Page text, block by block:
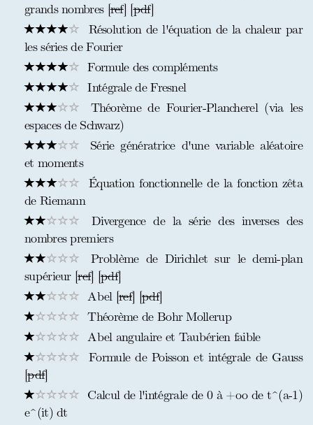
grands nombres [ref] [pdf]
Résolution de l'équation de la chaleur par
les séries de Fourier
Formule des compléments
Intégrale de Fresnel
Théorème de Fourier-Plancherel (via les
espaces de Schwarz)
Série génératrice d'une variable aléatoire
et moments
Équation fonctionnelle de la fonction zêta
de Riemann
Divergence de la série des inverses des
nombres premiers
Problème de Dirichlet sur le demi-plan
supérieur [ref] [pdf]
Abel [ref] [pdf]
Théorème de Bohr Mollerup
Abel angulaire et Taubérien faible
Formule de Poisson et intégrale de Gauss
[pdf]
Calcul de l'intégrale de 0 à +oo de t^(a-1)
e^(it) dt